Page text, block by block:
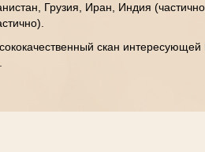
Грузия, Иран, Индия
скан интересующей